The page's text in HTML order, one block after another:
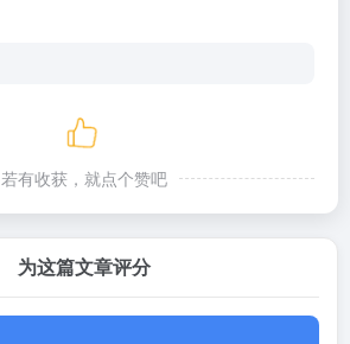
若有收获，就点个赞吧
为这篇文章评分